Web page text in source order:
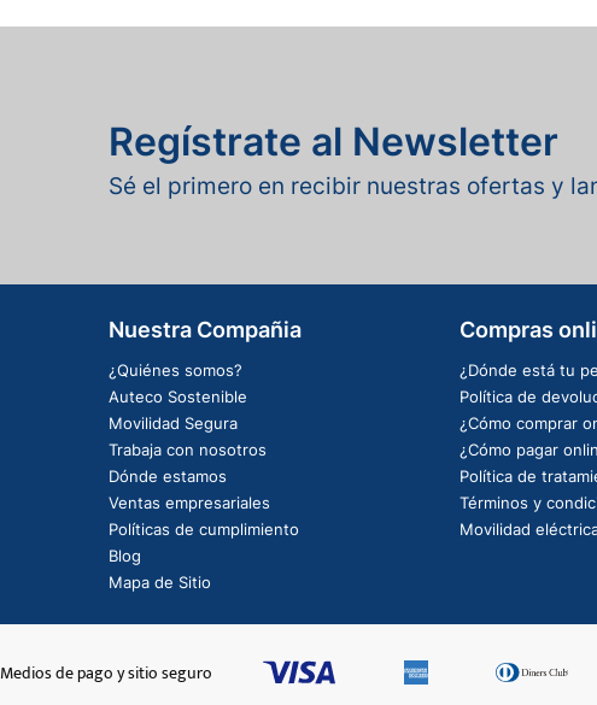
Regístrate al Newsletter
Sé el primero en recibir nuestras ofertas y
Nuestra Compañia
¿Quiénes somos?
Auteco Sostenible
Movilidad Segura
Trabaja con nosotros
Dónde estamos
Ventas empresariales
Políticas de cumplimiento
Blog
Mapa de Sitio
Compras
¿Dónde está tu
Política de
¿Cómo comprar
¿Cómo pagar
Política de
Términos y
Movilidad
Medios de pago y sitio seguro